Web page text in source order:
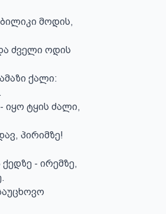
მოდის,
ძველი ოდის
ქალი:
იყო ტყის ძალი,
პირიმზე!
- ირემზე,